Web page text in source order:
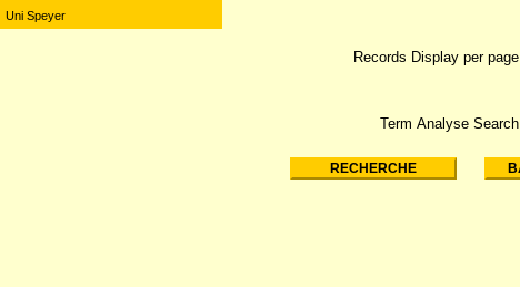
Uni Speyer
Term Analyse Search
Records Display per page